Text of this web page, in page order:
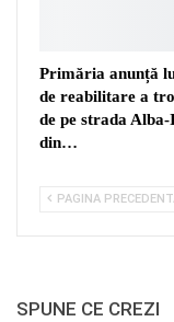
Primăria anunță
de reabilitare a
de pe strada
din…
PAGINA
SPUNE CE CREZI